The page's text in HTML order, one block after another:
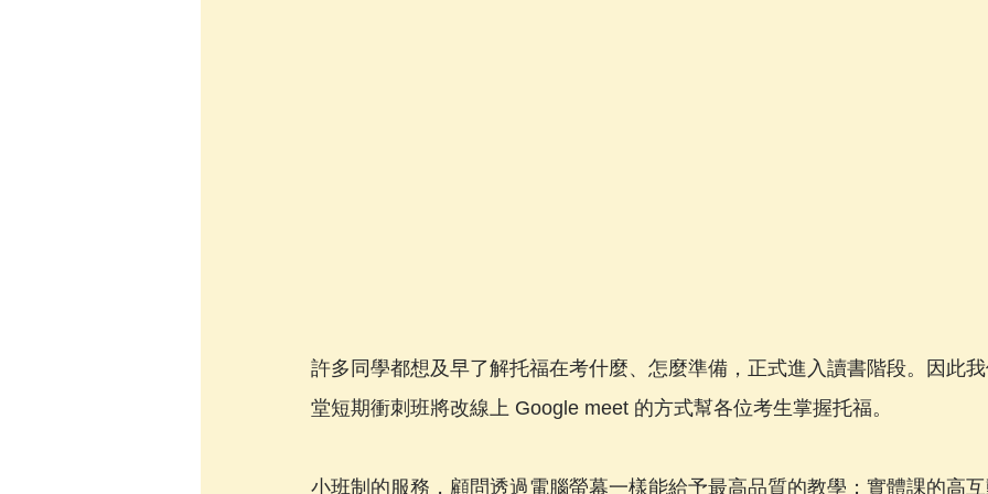
許多同學都想及早了解托福在考什麼、怎麼準備，正式進入讀書階段。因此
堂短期衝刺班將改線上 Google meet 的方式幫各位考生掌握托福。
小班制的服務，顧問透過電腦螢幕一樣能給予最高品質的教學；實體課的高